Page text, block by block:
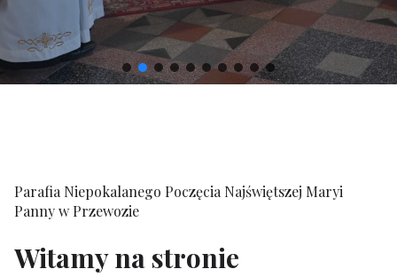
Parafia Niepokalanego Poczęcia Najświętszej Maryi
Panny w Przewozie
Witamy na stronie